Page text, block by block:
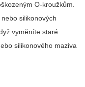
O-kroužkům.
silikonových
vyměníte staré
silikonového maziva